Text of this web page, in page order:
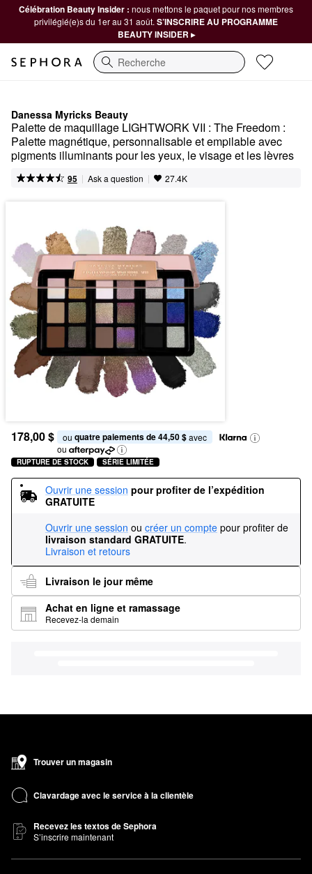
Célébration Beauty Insider : nous mettons le paquet pour nos membres
privilégié(e)s du 1er au 31 août. S’INSCRIRE AU PROGRAMME
BEAUTY INSIDER ▸
Recherche
Danessa Myricks Beauty
Palette de maquillage LIGHTWORK VII : The Freedom :
Palette magnétique, personnalisable et empilable avec
pigments illuminants pour les yeux, le visage et les lèvres
95 | Ask a question | 27.4K
178,00 $ ou quatre paiements de 44,50 $ avec
ou
RUPTURE DE STOCK SÉRIE LIMITÉE
Ouvrir une session pour profiter de l’expédition
GRATUITE
Ouvrir une session ou créer un compte pour profiter de
livraison standard GRATUITE.
Livraison et retours
Livraison le jour même
Achat en ligne et ramassage
Recevez-la demain
Trouver un magasin
Clavardage avec le service à la clientèle
Recevez les textos de Sephora
S’inscrire maintenant